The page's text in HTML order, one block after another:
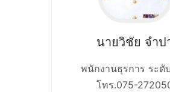
นายวิชัย จำป
พนักงานธุรการ ระดั
โทร.075-